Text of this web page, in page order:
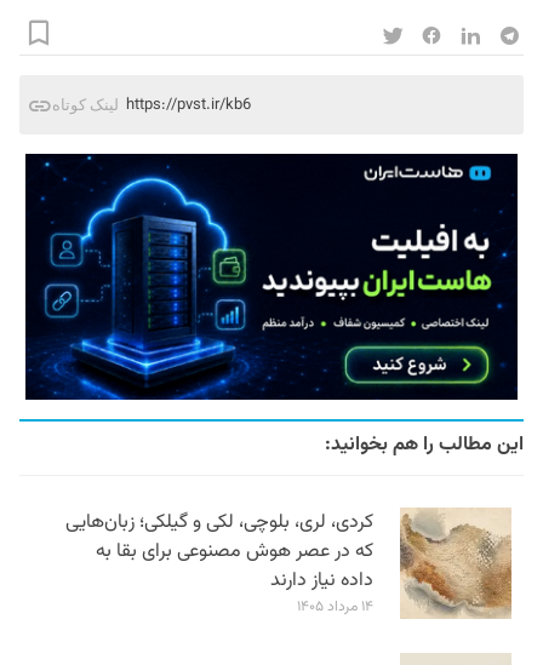
لینک کوتاه https://pvst.ir/kb6
این مطالب را هم بخوانید:
کردی، لری، بلوچی، لکی و گیلکی؛ زبان‌هایی
که در عصر هوش مصنوعی برای بقا به
داده نیاز دارند
۱۴ مرداد ۱۴۰۵